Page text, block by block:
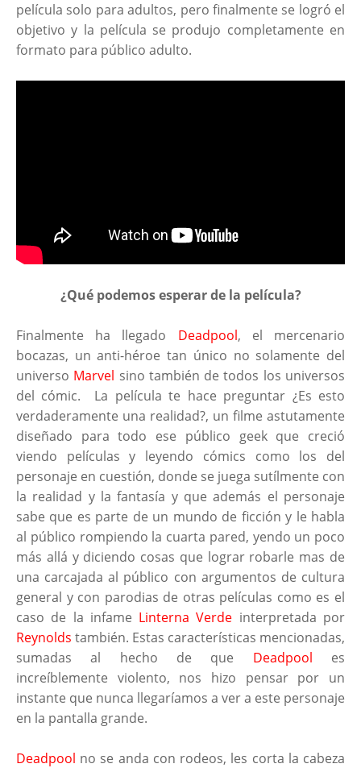
película solo para adultos, pero finalmente se logró el
objetivo y la película se produjo completamente en
formato para público adulto.
¿Qué podemos esperar de la película?
Finalmente ha llegado Deadpool, el mercenario
bocazas, un anti-héroe tan único no solamente del
universo Marvel sino también de todos los universos
del cómic. La película te hace preguntar ¿Es esto
verdaderamente una realidad?, un filme astutamente
diseñado para todo ese público geek que creció
viendo películas y leyendo cómics como los del
personaje en cuestión, donde se juega sutílmente con
la realidad y la fantasía y que además el personaje
sabe que es parte de un mundo de ficción y le habla
al público rompiendo la cuarta pared, yendo un poco
más allá y diciendo cosas que lograr robarle mas de
una carcajada al público con argumentos de cultura
general y con parodias de otras películas como es el
caso de la infame Linterna Verde interpretada por
Reynolds también. Estas características mencionadas,
sumadas al hecho de que Deadpool es
increíblemente violento, nos hizo pensar por un
instante que nunca llegaríamos a ver a este personaje
en la pantalla grande.
Deadpool no se anda con rodeos, les corta la cabeza